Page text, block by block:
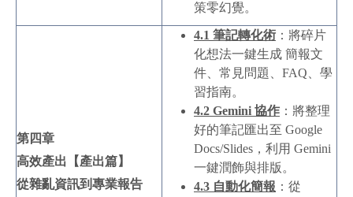
策零幻覺。
第四章
高效產出【產出篇】
從雜亂資訊到專業報告
4.1 筆記轉化術 ：將碎片
化想法一鍵生成 簡報文
件、常見問題、FAQ、學
習指南。
4.2 Gemini 協作 ：將整理
好的筆記匯出至 Google
Docs/Slides，利用 Gemini
一鍵潤飾與排版。
4.3 自動化簡報 ：從